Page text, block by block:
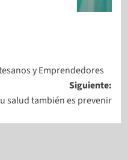
y Emprendedores
Siguiente:
salud también es prevenir